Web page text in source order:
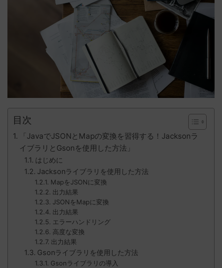
目次
「JavaでJSONとMapの変換を習得する！Jacksonラ
イブラリとGsonを使用した方法」
はじめに
Jacksonライブラリを使用した方法
MapをJSONに変換
出力結果
JSONをMapに変換
出力結果
エラーハンドリング
高度な変換
出力結果
Gsonライブラリを使用した方法
Gsonライブラリの導入